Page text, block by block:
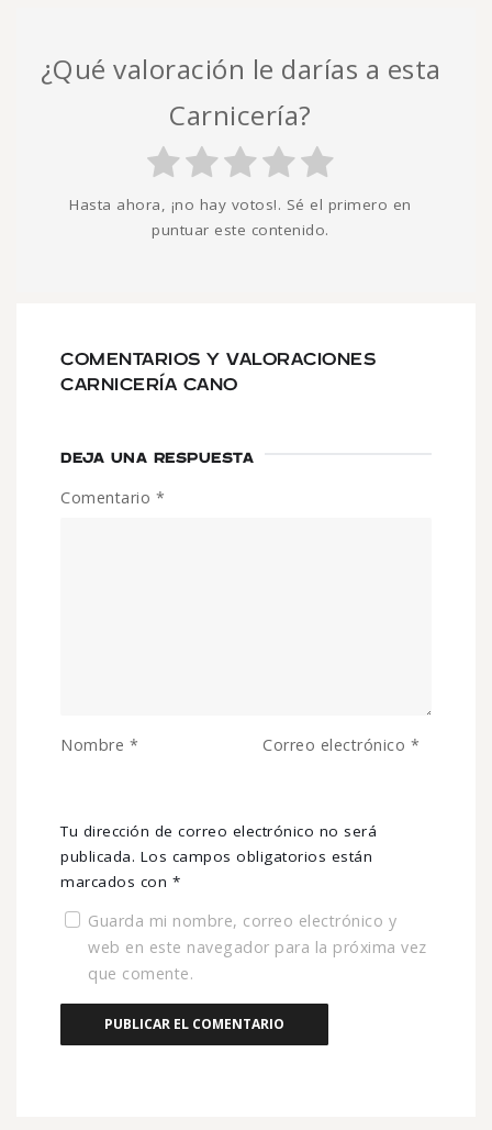
¿Qué valoración le darías a esta
Carnicería?
Hasta ahora, ¡no hay votos!. Sé el primero en
puntuar este contenido.
COMENTARIOS Y VALORACIONES
CARNICERÍA CANO
DEJA UNA RESPUESTA
Tu dirección de correo electrónico no será
publicada. Los campos obligatorios están
marcados con *
Comentario *
Nombre * Correo electrónico *
Guarda mi nombre, correo electrónico y
web en este navegador para la próxima vez
que comente.